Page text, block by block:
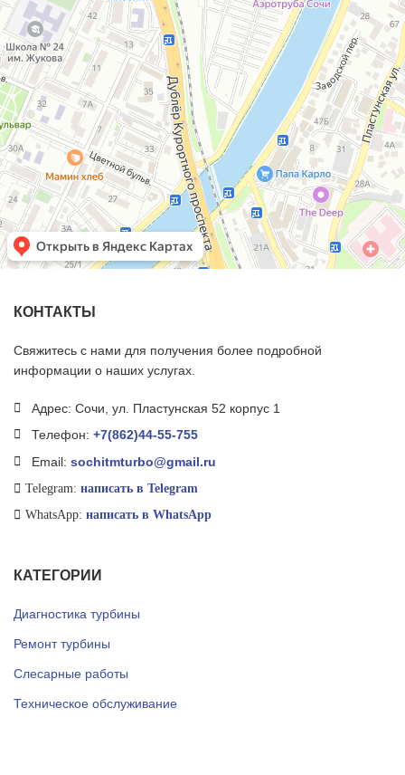
КОНТАКТЫ
Свяжитесь с нами для получения более подробной
информации о наших услугах.
Адрес: Сочи, ул. Пластунская 52 корпус 1
Телефон: +7(862)44-55-755
Email: sochitmturbo@gmail.ru
Telegram: написать в Telegram
WhatsApp: написать в WhatsApp
КАТЕГОРИИ
Диагностика турбины
Ремонт турбины
Слесарные работы
Техническое обслуживание